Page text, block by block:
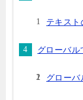
テキスト
グローバル
グローバ